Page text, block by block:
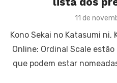
Posted
11 de
Kono Sekai no Katasumi ni,
Online: Ordinal Scale
que podem estar